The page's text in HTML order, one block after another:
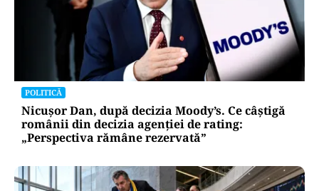
POLITICĂ
Nicușor Dan, după decizia Moody’s. Ce câștigă
românii din decizia agenției de rating:
„Perspectiva rămâne rezervată”